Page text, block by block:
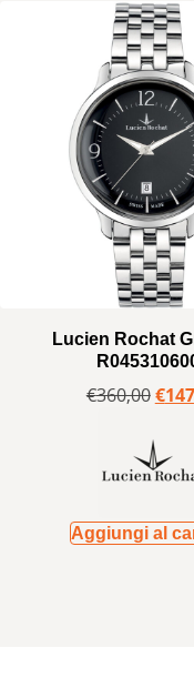
Lucien Rochat
€360,00€
Aggiungi al